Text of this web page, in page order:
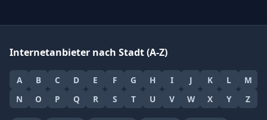
Internetanbieter nach Stadt (A-Z)
A B C D E F G H I J K L
M
N
O P Q R S T U V W X Y Z